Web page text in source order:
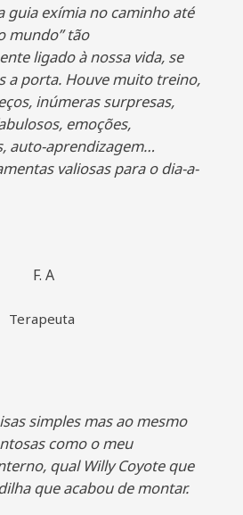
guia exímia no caminho até
mundo” tão
ligado à nossa vida, se
a porta. Houve muito treino,
inúmeras surpresas,
emoções,
auto-aprendizagem…
valiosas para o dia-a-
F. A
Terapeuta
simples mas ao mesmo
como o meu
qual Willy Coyote que
que acabou de montar.